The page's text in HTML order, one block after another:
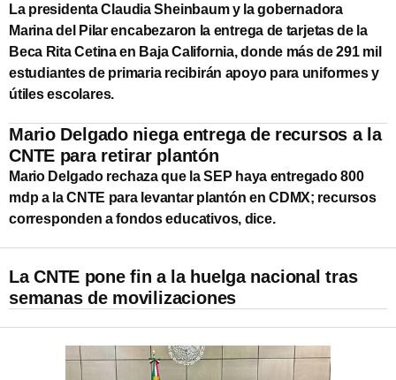
La presidenta Claudia Sheinbaum y la gobernadora
Marina del Pilar encabezaron la entrega de tarjetas de la
Beca Rita Cetina en Baja California, donde más de 291 mil
estudiantes de primaria recibirán apoyo para uniformes y
útiles escolares.
Mario Delgado niega entrega de recursos a la
CNTE para retirar plantón
Mario Delgado rechaza que la SEP haya entregado 800
mdp a la CNTE para levantar plantón en CDMX; recursos
corresponden a fondos educativos, dice.
La CNTE pone fin a la huelga nacional tras
semanas de movilizaciones